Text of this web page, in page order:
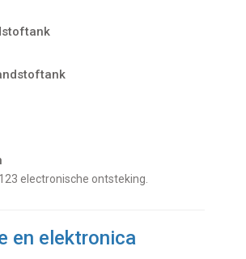
electronische ontsteking.
en elektronica